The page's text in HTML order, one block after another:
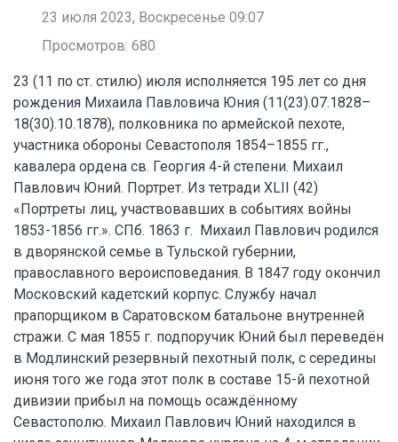
23 июля 2023, Воскресенье 09:07
Просмотров: 680
23 (11 по ст. стилю) июля исполняется 195 лет со дня
рождения Михаила Павловича Юния (11(23).07.1828–
18(30).10.1878), полковника по армейской пехоте,
участника обороны Севастополя 1854–1855 гг.,
кавалера ордена св. Георгия 4-й степени. Михаил
Павлович Юний. Портрет. Из тетради XLII (42)
«Портреты лиц, участвовавших в событиях войны
1853-1856 гг.». СПб. 1863 г. Михаил Павлович родился
в дворянской семье в Тульской губернии,
православного вероисповедания. В 1847 году окончил
Московский кадетский корпус. Службу начал
прапорщиком в Саратовском батальоне внутренней
стражи. С мая 1855 г. подпоручик Юний был переведён
в Модлинский резервный пехотный полк, с середины
июня того же года этот полк в составе 15-й пехотной
дивизии прибыл на помощь осаждённому
Севастополю. Михаил Павлович Юний находился в